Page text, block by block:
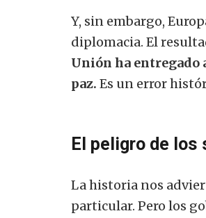
Y, sin embargo,
diplomacia. El
Unión ha entregado
paz. Es un error
El peligro de los
La historia nos
particular. Pero los